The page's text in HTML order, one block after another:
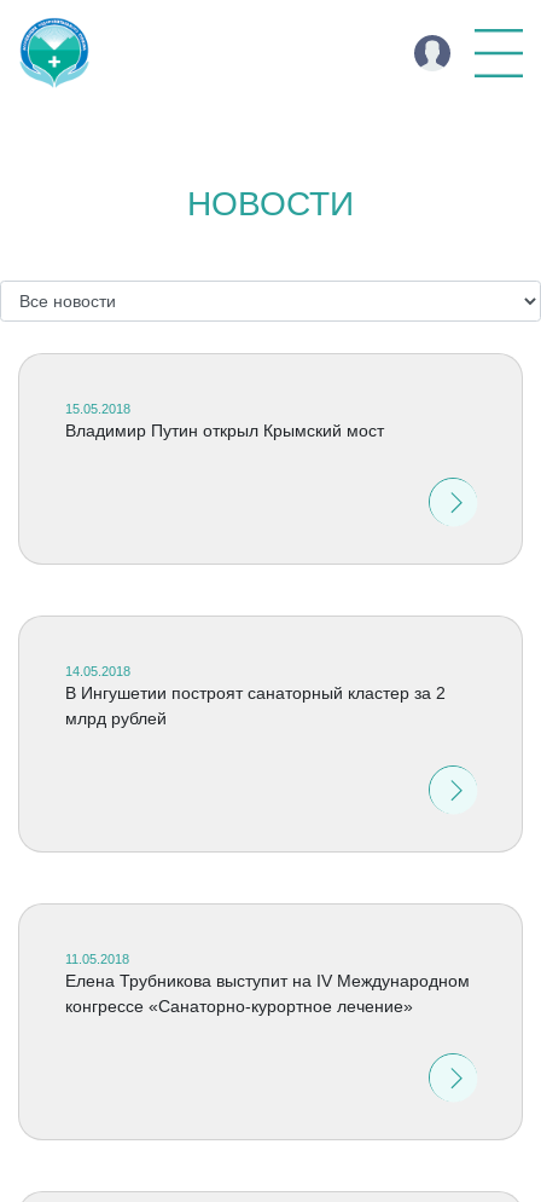
НОВОСТИ
15.05.2018
Владимир Путин открыл Крымский мост
14.05.2018
В Ингушетии построят санаторный кластер за 2
млрд рублей
11.05.2018
Елена Трубникова выступит на IV Международном
конгрессе «Санаторно-курортное лечение»